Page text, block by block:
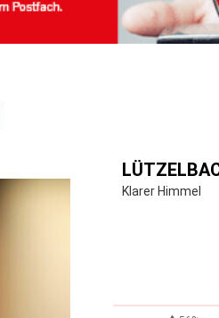
Klarer Himmel